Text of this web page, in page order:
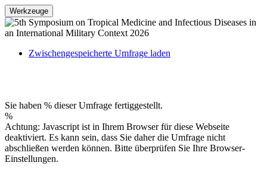
Werkzeuge
Zwischengespeicherte Umfrage laden
Sie haben % dieser Umfrage fertiggestellt.
%
Achtung: Javascript ist in Ihrem Browser für diese Webseite
deaktiviert. Es kann sein, dass Sie daher die Umfrage nicht
abschließen werden können. Bitte überprüfen Sie Ihre Browser-
Einstellungen.